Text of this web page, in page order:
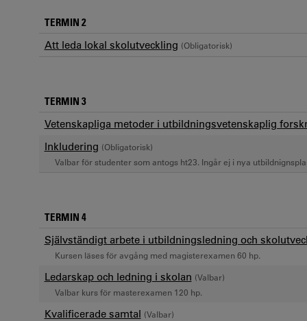
TERMIN 2
Att leda lokal skolutveckling (Obligatorisk)
TERMIN 3
Vetenskapliga metoder i utbildningsvetenskaplig
Inkludering (Obligatorisk)
Valbar för studenter som antogs ht23. Ingår ej i nya
TERMIN 4
Självständigt arbete i utbildningsledning och
Kursen läses för avgång med magisterexamen 60 hp.
Ledarskap och ledning i skolan (Valbar)
Valbar kurs för masterexamen 120 hp.
Kvalificerade samtal (Valbar)